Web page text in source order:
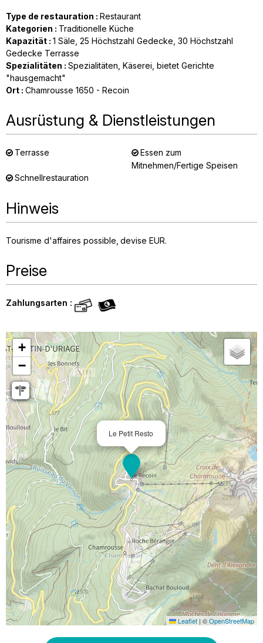
Type de restauration : Restaurant
Kategorien : Traditionelle Küche
Kapazität : 1 Säle 25 Höchstzahl Gedecke 30 Höchstzahl
Gedecke Terrasse
Spezialitäten : Spezialitäten Käserei bietet Gerichte
"hausgemacht"
Ort : Chamrousse 1650 - Recoin
Ausrüstung & Dienstleistungen
Terrasse
Essen zum
Mitnehmen/Fertige Speisen
Schnellrestauration
Hinweis
Tourisme d'affaires possible devise EUR
Preise
Zahlungsarten :
Le Petit Resto
+
−
Leaflet | ©OpenStreetMap